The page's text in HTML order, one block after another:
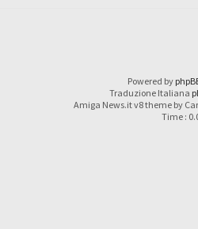
Powered by
Traduzione Italiana
Amiga News.it v8 theme by
Time :